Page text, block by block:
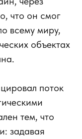
что он смог
всему миру,
объектах
поток
тем, что
задавая